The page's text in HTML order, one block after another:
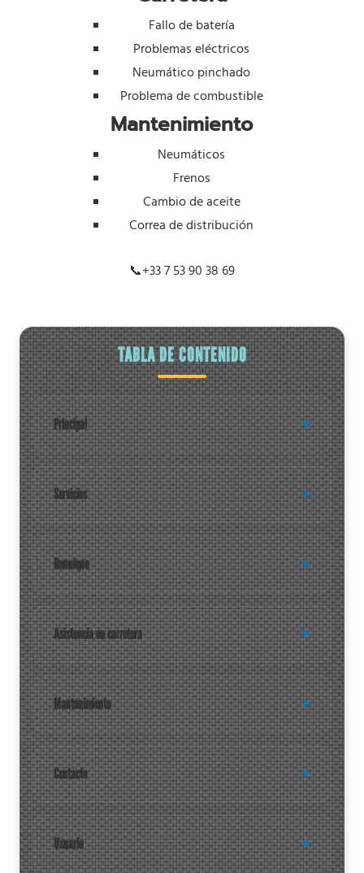
Fallo de batería
Problemas eléctricos
Neumático pinchado
Problema de combustible
Mantenimiento
Neumáticos
Frenos
Cambio de aceite
Correa de distribución
📞+33 7 53 90 38 69
TABLA DE CONTENIDO
Principal
Servicios
Remolque
Asistencia en carretera
Mantenimiento
Contacto
Usuario